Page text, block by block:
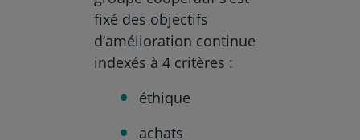
fixé des objectifs
d’amélioration continue
indexés à 4 critères :
éthique
achats